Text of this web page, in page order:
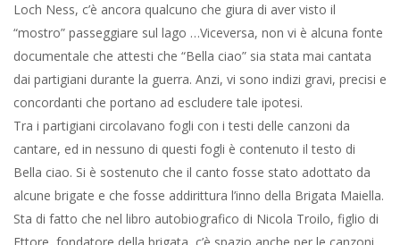
Loch Ness, c’è ancora qualcuno che giura di aver visto il
“mostro” passeggiare sul lago …Viceversa, non vi è alcuna fonte
documentale che attesti che “Bella ciao” sia stata mai cantata
dai partigiani durante la guerra. Anzi, vi sono indizi gravi, precisi e
concordanti che portano ad escludere tale ipotesi.
Tra i partigiani circolavano fogli con i testi delle canzoni da
cantare, ed in nessuno di questi fogli è contenuto il testo di
Bella ciao. Si è sostenuto che il canto fosse stato adottato da
alcune brigate e che fosse addirittura l’inno della Brigata Maiella.
Sta di fatto che nel libro autobiografico di Nicola Troilo, figlio di